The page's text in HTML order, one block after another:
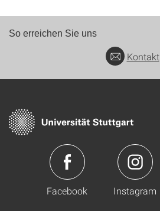
So erreichen Sie uns
Kontakt
Facebook Instagram